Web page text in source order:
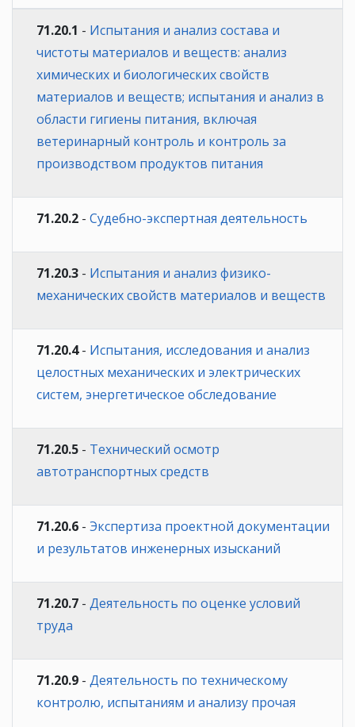
71.20.1 - Испытания и анализ состава и
чистоты материалов и веществ: анализ
химических и биологических свойств
материалов и веществ; испытания и анализ в
области гигиены питания, включая
ветеринарный контроль и контроль за
производством продуктов питания
71.20.2 - Судебно-экспертная деятельность
71.20.3 - Испытания и анализ физико-
механических свойств материалов и веществ
71.20.4- Испытания, исследования и анализ
целостных механических и электрических
систем, энергетическое обследование
71.20.5 - Технический осмотр
автотранспортных средств
71.20.6 - Экспертиза проектной документации
и результатов инженерных изысканий
71.20.7 - Деятельность по оценке условий
труда
71.20.9 - Деятельность по техническому
контролю, испытаниям и анализу прочая